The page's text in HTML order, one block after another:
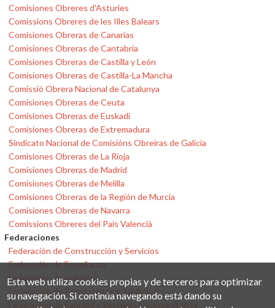
Comisiones Obreres d'Asturies
Comissions Obreres de les Illes Balears
Comisiones Obreras de Canarias
Comisiones Obreras de Cantabria
Comisiones Obreras de Castilla y León
Comisiones Obreras de Castilla-La Mancha
Comissió Obrera Nacional de Catalunya
Comisiones Obreras de Ceuta
Comisiones Obreras de Euskadi
Comisiones Obreras de Extremadura
Sindicato Nacional de Comisións Obreiras de Galicia
Comisiones Obreras de La Rioja
Comisiones Obreras de Madrid
Comisiones Obreras de Melilla
Comisiones Obreras de la Región de Murcia
Comisiones Obreras de Navarra
Comissions Obreres del País Valencià
Federaciones
Federación de Construcción y Servicios
Federación de Enseñanza
Federación de Industria
Federación de Pensionistas y Jubilados
Federación de Sanidad y Sectores Sociosanitarios
Esta web utiliza cookies propias y de terceros para optimizar
su navegación. Si continúa navegando está dando su